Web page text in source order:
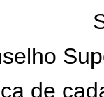
de